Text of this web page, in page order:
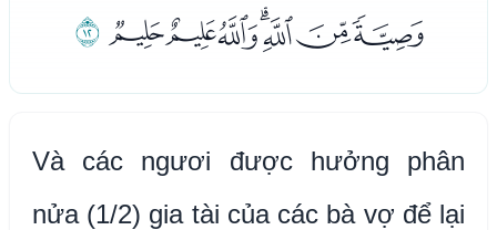
ﮭﮮﮯﮰﮱﯓﯔﯕ
Và các ngươi được hưởng phân
nửa (1/2) gia tài của các bà vợ để lại